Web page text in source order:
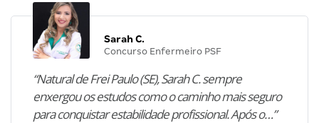
Sarah C.
Concurso Enfermeiro PSF
“Natural de Frei Paulo (SE), Sarah C. sempre
enxergou os estudos como o caminho mais seguro
para conquistar estabilidade profissional. Após o…”